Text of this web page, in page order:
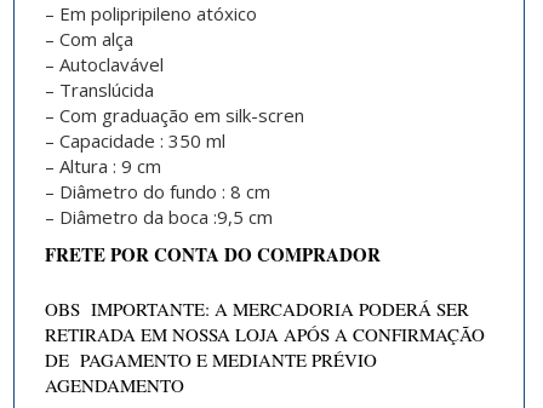
– Em polipripileno atóxico
– Com alça
– Autoclavável
– Translúcida
– Com graduação em silk-scren
– Capacidade : 350 ml
– Altura : 9 cm
– Diâmetro do fundo : 8 cm
– Diâmetro da boca :9,5 cm
FRETE POR CONTA DO COMPRADOR
OBS IMPORTANTE: A MERCADORIA PODERÁ SER
RETIRADA EM NOSSA LOJA APÓS A CONFIRMAÇÃO
DE PAGAMENTO E MEDIANTE PRÉVIO
AGENDAMENTO